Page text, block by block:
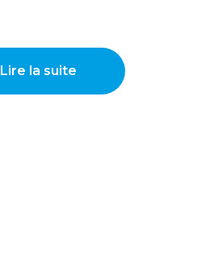
Lire la suite